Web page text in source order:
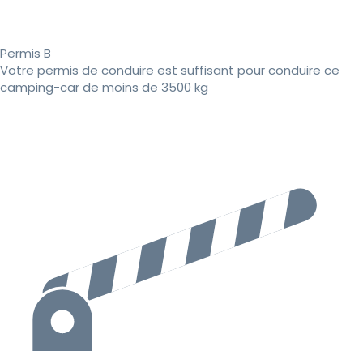
Permis B
Votre permis de conduire est suffisant pour conduire ce
camping-car de moins de 3500 kg